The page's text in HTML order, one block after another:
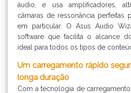
áudio, e usa amplificadores,
câmaras de ressonância perfeitas
em particular. O Asus Audio
software que facilita o alcance
ideal para todos os tipos de
Um carregamento rápido
longa duração
Com a tecnologia de